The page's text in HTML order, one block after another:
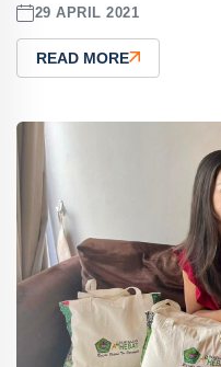
29 APRIL 2021
READ MORE